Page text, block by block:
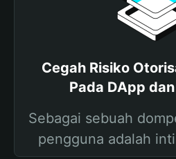
Cegah Risiko
Pada DApp
Sebagai sebuah
pengguna adalah